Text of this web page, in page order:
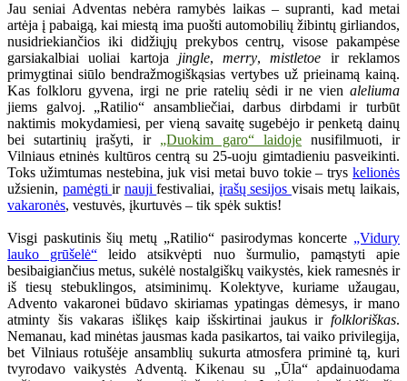
Jau seniai Adventas nebėra ramybės laikas – supranti, kad metai
artėja į pabaigą, kai miestą ima puošti automobilių žibintų girliandos,
nusidriekiančios iki didžiųjų prekybos centrų, visose pakampėse
garsiakalbiai uoliai kartoja jingle,merry,mistletoe ir reklamos
primygtinai siūlo bendražmogiškąsias vertybes už prieinamą kainą.
Kas folkloru gyvena, irgi ne prie ratelių sėdi ir ne vien aleliuma
jiems galvoj. „Ratilio“ ansambliečiai, darbus dirbdami ir turbūt
naktimis mokydamiesi, per vieną savaitę sugebėjo ir penketą dainų
bei sutartinių įrašyti, ir „Duokim garo“ laidoje nusifilmuoti, ir
Vilniaus etninės kultūros centrą su 25-uoju gimtadieniu pasveikinti.
Toks užimtumas nestebina, juk visi metai buvo tokie – trys kelionės
užsienin, pamėgtiir naujifestivaliai, įrašų sesijos visais metų laikais,
vakaronės, vestuvės, įkurtuvės – tik spėk suktis!
Visgi paskutinis šių metų „Ratilio“ pasirodymas koncerte „Vidury
lauko grūšelė“ leido atsikvėpti nuo šurmulio, pamąstyti apie
besibaigiančius metus, sukėlė nostalgiškų vaikystės, kiek ramesnės ir
iš tiesų stebuklingos, atsiminimų. Kolektyve, kuriame užaugau,
Advento vakaronei būdavo skiriamas ypatingas dėmesys, ir mano
atminty šis vakaras išlikęs kaip išskirtinai jaukus ir folkloriškas.
Nemanau, kad minėtas jausmas kada pasikartos, tai vaiko privilegija,
bet Vilniaus rotušėje ansamblių sukurta atmosfera priminė tą, kuri
tvyrodavo vaikystės Adventą. Kikenau su „Ūla“ apdainuodama